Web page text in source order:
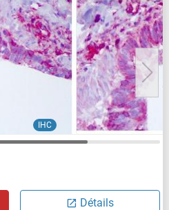
IHC
Détails